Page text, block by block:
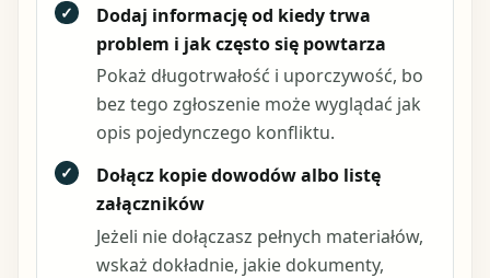
✓
Dodaj informację od kiedy trwa
problem i jak często się powtarza
Pokaż długotrwałość i uporczywość, bo
bez tego zgłoszenie może wyglądać jak
opis pojedynczego konfliktu.
✓
Dołącz kopie dowodów albo listę
załączników
Jeżeli nie dołączasz pełnych materiałów,
wskaż dokładnie, jakie dokumenty,